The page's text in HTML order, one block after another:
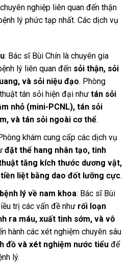
nghiệp liên quan đến thận
lý phức tạp nhất. Các dịch vụ
: Bác sĩ Bùi Chín là chuyên gia
lý liên quan đến sỏi thận, sỏi
và sỏi niệu đạo. Phòng
tán sỏi hiện đại như tán sỏi
nhỏ (mini-PCNL), tán sỏi
và tán sỏi ngoài cơ thể.
khám cung cấp các dịch vụ
đặt thể hang nhân tạo, tinh
tăng kích thước dương vật,
liệt bằng dao đốt lưỡng cực.
lý về nam khoa: Bác sĩ Bùi
trị các vấn đề như rối loạn
ra máu, xuất tinh sớm, và vô
hành các xét nghiệm chuyên sâu
đồ và xét nghiệm nước tiểuđể
lý.